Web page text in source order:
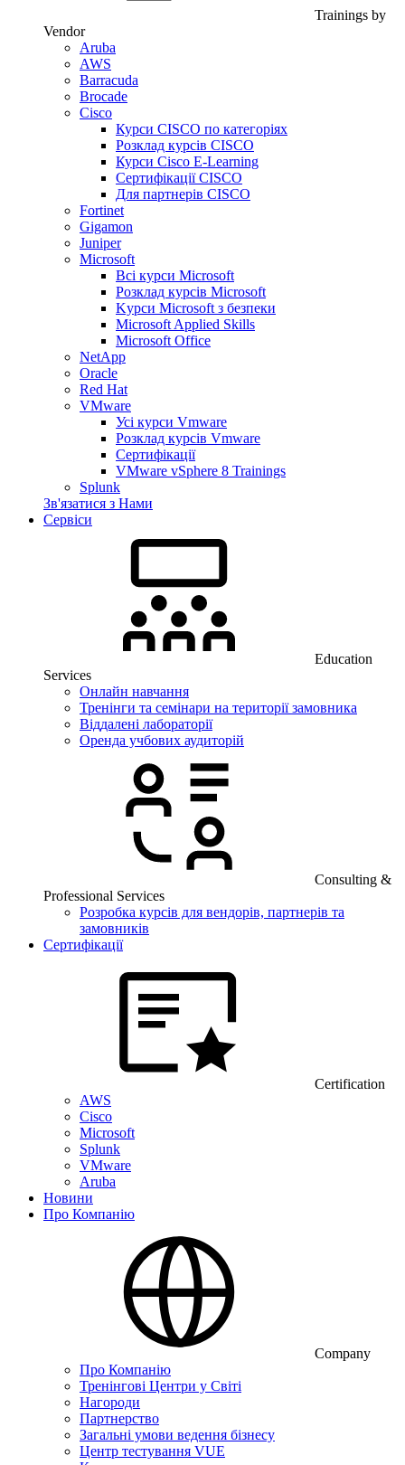
Trainings by
Vendor
Aruba
AWS
Barracuda
Brocade
Cisco
Курси CISCO по категоріях
Розклад курсів CISCO
Курси Cisco E-Learning
Сертифікації CISCO
Для партнерів CISCO
Fortinet
Gigamon
Juniper
Microsoft
Всі курси Microsoft
Розклад курсів Microsoft
Kyрси Microsoft з безпеки
Microsoft Applied Skills
Microsoft Office
NetApp
Oracle
Red Hat
VMware
Усі курси Vmware
Розклад курсів Vmware
Сертифікації
VMware vSphere 8 Trainings
Splunk
Зв'язатися з Нами
Сервіси
Education
Services
Онлайн навчання
Тренінги та семінари на території замовника
Віддалені лабораторії
Оренда учбових аудиторій
Consulting &
Professional Services
Розробка курсів для вендорів, партнерів та
замовників
Сертифікації
Certification
AWS
Cisco
Microsoft
Splunk
VMware
Aruba
Новини
Про Компанію
Company
Про Компанію
Тренінгові Центри у Світі
Нагороди
Партнерство
Загальні умови ведення бізнесу
Центр тестування VUE